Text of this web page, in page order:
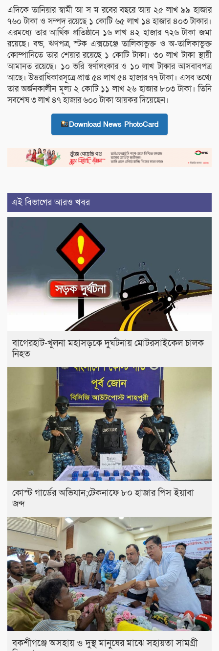
এদিকে তানিয়ার স্বামী আ স ম রবের বছরে আয় ২৫ লাখ ৯৯ হাজার
৭৬০ টাকা ও সম্পদ রয়েছে ১ কোটি ৬৫ লাখ ১৪ হাজার ৪০৩ টাকার।
এরমধ্যে তার আর্থিক প্রতিষ্ঠানে ১৬ লাখ ৪২ হাজার ৭২৬ টাকা জমা
রয়েছে। বন্ড, ঋণপত্র, স্টক এক্সচেঞ্জে তালিকাভুক্ত ও অ-তালিকাভুক্ত
কোম্পানিতে তার শেয়ার রয়েছে ১ কোটি টাকা। ৩০ লাখ টাকা স্থায়ী
আমানত রয়েছে। ১০ ভরি স্বর্ণালংকার ও ১০ লাখ টাকার আসবাবপত্র
আছে। উত্তরাধিকারসূত্রে প্রাপ্ত ৫৪ লাখ ৫৪ হাজার ৭৭ টাকা। এসব তথ্যে
তার অর্জনকালীন মূল্য ২ কোটি ১১ লাখ ২৬ হাজার ৮০৩ টাকা। তিনি
সবশেষ ৩ লাখ ৪৭ হাজার ৬০০ টাকা আয়কর দিয়েছেন।
Download News PhotoCard
এই বিভাগের আরও খবর
বাগেরহাট-খুলনা মহাসড়কে ‌দুর্ঘটনায় মোটরসাইকেল চালক
নিহত
কোস্ট গার্ডের অভিযান;টেকনাফে ৮০ হাজার পিস ইয়াবা
জব্দ
বকশীগঞ্জে অসহায় ও দুস্থ মানুষের মাঝে সহায়তা সামগ্রী